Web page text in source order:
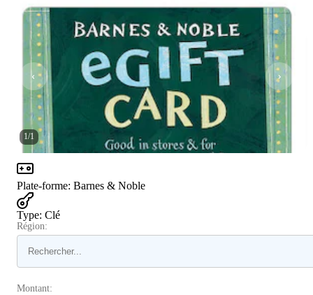
1/1
Plate-forme: Barnes & Noble
Type: Clé
Région:
Montant: